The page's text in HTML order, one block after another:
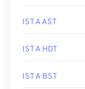
IST A AST
IST A HDT
IST A BST